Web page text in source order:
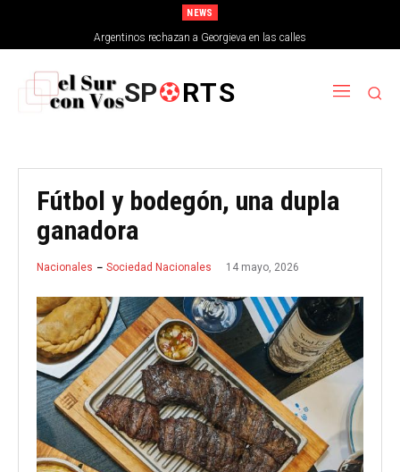
NEWS
Argentinos rechazan a Georgieva en las calles
SP RTS
Fútbol y bodegón, una dupla
ganadora
Nacionales Sociedad Nacionales 14 mayo, 2026